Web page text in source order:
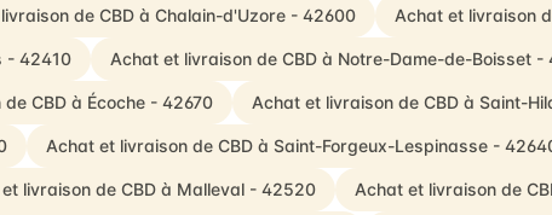
de CBD à Chalain-d'Uzore - 42600 Achat et livraison
- 42410 Achat et livraison de CBD à Notre-Dame-de-Boisset -
CBD à Écoche - 42670 Achat et livraison de CBD à Saint-
Achat et livraison de CBD à Saint-Forgeux-Lespinasse -
livraison de CBD à Malleval - 42520 Achat et livraison de